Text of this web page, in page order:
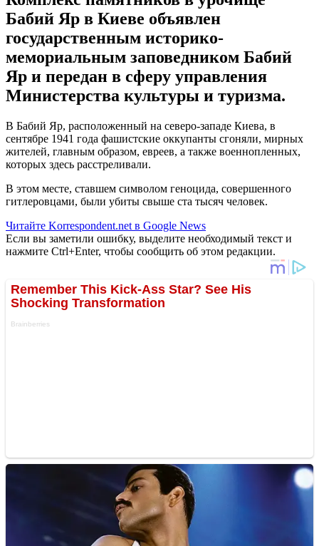
Бабий Яр в Киеве объявлен
государственным историко-
мемориальным заповедником Бабий
Яр и передан в сферу управления
Министерства культуры и туризма.
В Бабий Яр, расположенный на северо-западе Киева, в
сентябре 1941 года фашистские оккупанты сгоняли, мирных
жителей, главным образом, евреев, а также военнопленных,
которых здесь расстреливали.
В этом месте, ставшем символом геноцида, совершенного
гитлеровцами, были убиты свыше ста тысяч человек.
Читайте Korrespondent.net в Google News
Если вы заметили ошибку, выделите необходимый текст и
нажмите Ctrl+Enter, чтобы сообщить об этом редакции.